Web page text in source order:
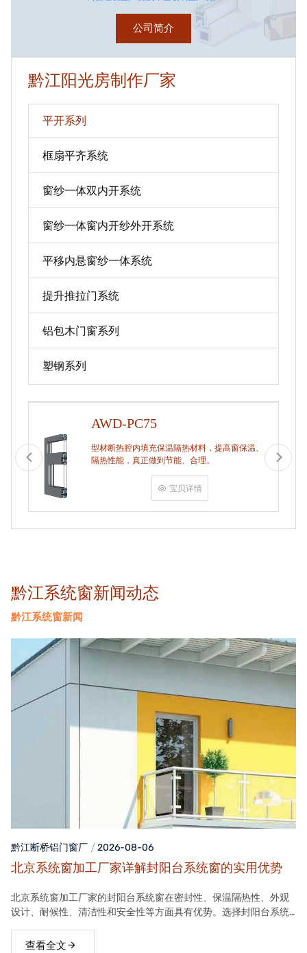
公司简介
黔江阳光房制作厂家
平开系列
框扇平齐系统
窗纱一体双内开系统
窗纱一体窗内开纱外开系统
平移内悬窗纱一体系统
提升推拉门系统
铝包木门窗系列
塑钢系列
AWD-PC75
型材断热腔内填充保温隔热材料，提高窗保温、
隔热性能，真正做到节能、合理。
宝贝详情
黔江系统窗新闻动态
黔江系统窗新闻
黔江断桥铝门窗厂 2026-08-06
北京系统窗加工厂家详解封阳台系统窗的实用优势
北京系统窗加工厂家的封阳台系统窗在密封性、保温隔热性、外观
设计、耐候性、清洁性和安全性等方面具有优势。选择封阳台系统
体验。
查看全文